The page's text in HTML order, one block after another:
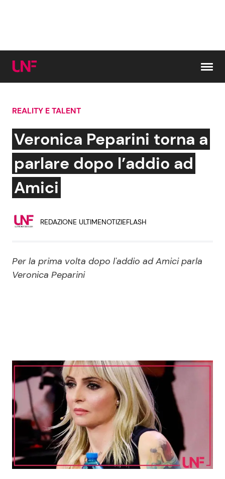
Cerca:
News e Cronaca
Attualità Italiana
Persone Scomparse
Gossip e TV
Bellezze VIP
Programmi TV
News Cinema
News Musica
News Spettacolo
News dal mondo
Benessere Cucina e Ricette
REALITY E TALENT
Veronica Peparini torna a
parlare dopo l’addio ad
Amici
REDAZIONE ULTIMENOTIZIEFLASH
Per la prima volta dopo l'addio ad Amici parla
Veronica Peparini